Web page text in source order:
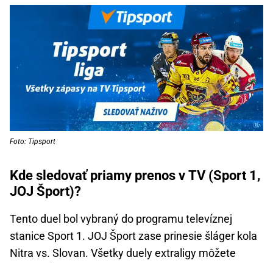
Foto: Tipsport
Kde sledovať priamy prenos v TV (Sport 1,
JOJ Šport)?
Tento duel bol vybraný do programu televíznej
stanice Sport 1. JOJ Šport zase prinesie šláger kola
Nitra vs. Slovan. Všetky duely extraligy môžete